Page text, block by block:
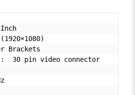
:  30 pin video connector